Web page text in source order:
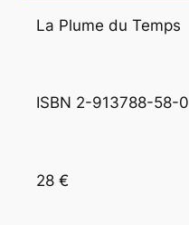
La Plume du Temps
ISBN 2-913788-58-0
28 €